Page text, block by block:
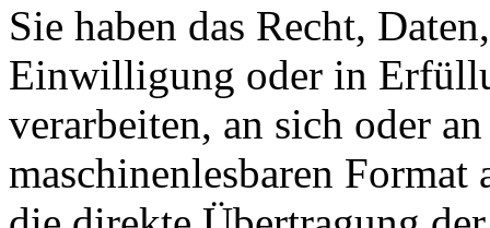
Sie haben das Recht,
Einwilligung oder in
verarbeiten, an sich oder
maschinenlesbaren Format